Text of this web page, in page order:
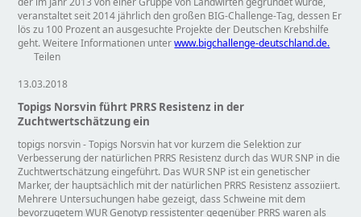
veranstaltet seit 2014 jährlich den großen BIG-Challenge-Tag, dessen Er
lös zu 100 Prozent an ausgesuchte Projekte der Deutschen Krebshilfe
geht. Weitere Informationen unterwww.bigchallenge-deutschland.de.
Teilen
13.03.2018
Topigs Norsvin führt PRRS Resistenz in der
Zuchtwertschätzung ein
topigs norsvin - Topigs Norsvin hat vor kurzem die Selektion zur
Verbesserung der natürlichen PRRS Resistenz durch das WUR SNP in die
Zuchtwertschätzung eingeführt. Das WUR SNP ist ein genetischer
Marker, der hauptsächlich mit der natürlichen PRRS Resistenz assoziiert.
Mehrere Untersuchungen habe gezeigt, dass Schweine mit dem
bevorzugetem WUR Genotyp ressistenter gegenüber PRRS waren als